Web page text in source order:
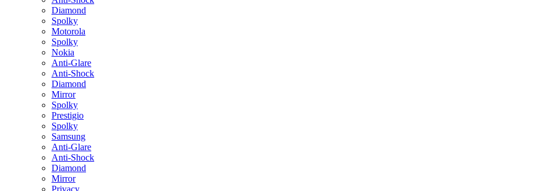
Diamond
Spolky
Motorola
Spolky
Nokia
Anti-Glare
Anti-Shock
Diamond
Mirror
Spolky
Prestigio
Spolky
Samsung
Anti-Glare
Anti-Shock
Diamond
Mirror